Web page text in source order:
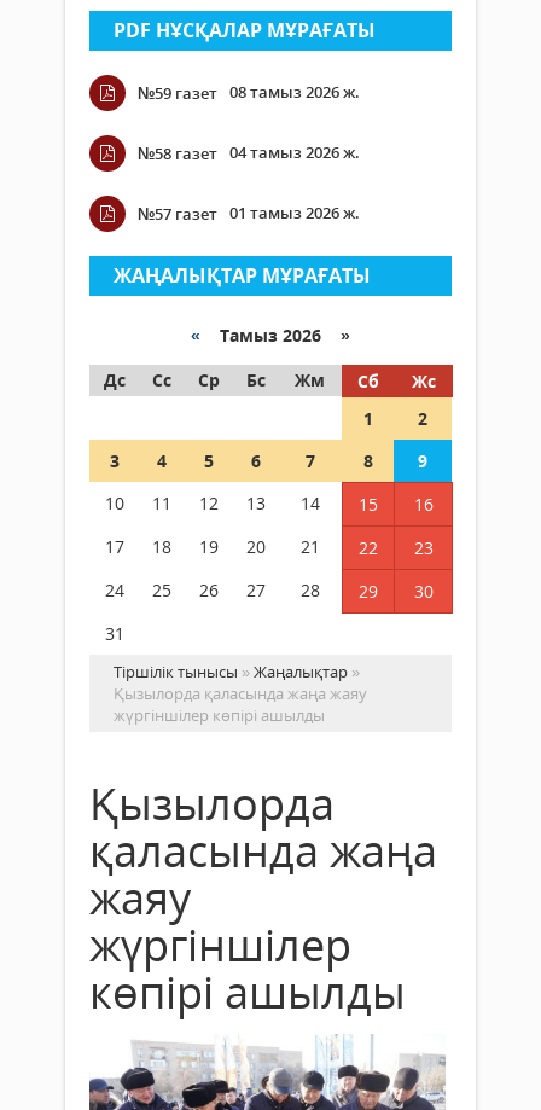
PDF НҰСҚАЛАР МҰРАҒАТЫ
№59 газет 08 тамыз 2026 ж.
№58 газет 04 тамыз 2026 ж.
№57 газет 01 тамыз 2026 ж.
ЖАҢАЛЫҚТАР МҰРАҒАТЫ
« Тамыз 2026 »
Дс
Сс Ср Бс Жм Сб
Жс
1
2
3
4 5 6 7 8
9
10
11 12 13 14 15
16
17
18 19 20 21 22
23
24
25 26 27 28 29
30
31
Тіршілік тынысы »Жаңалықтар »
Қызылорда қаласында жаңа жаяу
жүргіншілер көпірі ашылды
Қызылорда
қаласында жаңа
жаяу
жүргіншілер
көпірі ашылды